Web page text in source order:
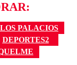
PALACIOS
DEPORTES2